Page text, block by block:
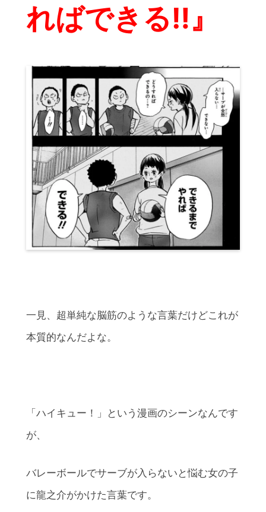
ればできる‼︎』
一見、超単純な脳筋のような言葉だけどこれが
本質的なんだよな。
「ハイキュー！」という漫画のシーンなんです
が、
バレーボールでサーブが入らないと悩む女の子
に龍之介がかけた言葉です。